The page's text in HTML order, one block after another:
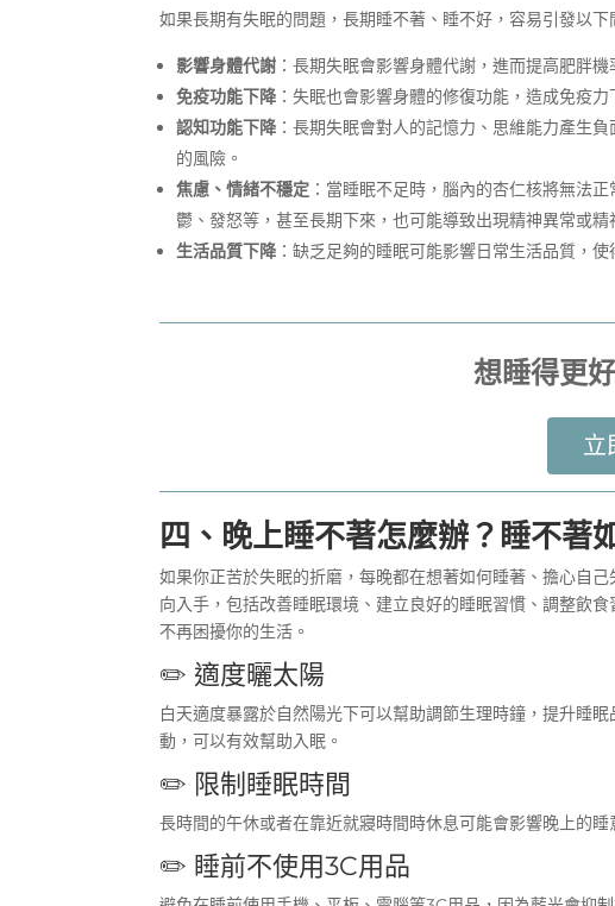
如果長期有失眠的問題，長期睡不著、睡不好，容易引發以下
影響身體代謝 ：長期失眠會影響身體代謝，進而提高肥胖
免疫功能下降 ：失眠也會影響身體的修復功能，造成免疫
認知功能下降 ：長期失眠會對人的記憶力、思維能力產生
的風險。
焦慮、情緒不穩定 ：當睡眠不足時，腦內的杏仁核將無法
鬱、發怒等，甚至長期下來，也可能導致出現精神異常或精
生活品質下降 ：缺乏足夠的睡眠可能影響日常生活品質，
想睡得更
立
四、 晚上睡不著怎麼辦？ 睡不著
如果你正苦於失眠的折磨，每晚都在想著如何睡著 、擔心自己
向入手，包括改善睡眠環境、建立良好的睡眠習慣、調整飲
不再困擾你的生活。
✏️ 適度曬太陽
白天適度暴露於自然陽光下可以幫助調節生理時鐘，提升睡
動，可以有效幫助入眠。
✏️ 限制睡眠時間
長時間的午休或者在靠近就寢時間時休息可能會影響晚上的
✏️ 睡前不使用3C用品